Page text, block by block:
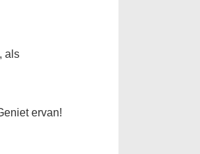
als
ervan!